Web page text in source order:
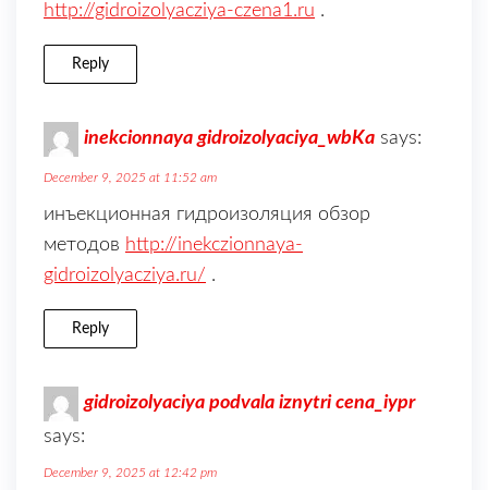
http://gidroizolyacziya-czena1.ru .
Reply
inekcionnaya gidroizolyaciya_wbKa says:
December 9, 2025 at 11:52 am
инъекционная гидроизоляция обзор
методов http://inekczionnaya-
gidroizolyacziya.ru/ .
Reply
gidroizolyaciya podvala iznytri cena_iypr
says:
December 9, 2025 at 12:42 pm